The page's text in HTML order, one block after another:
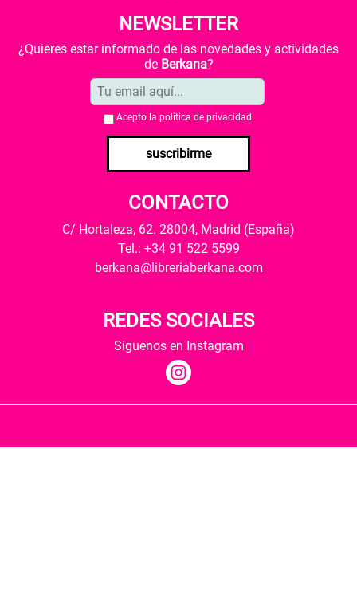
NEWSLETTER
¿Quieres estar informado de las novedades y actividades
de Berkana?
Acepto la política de privacidad .
suscribirme
CONTACTO
C/ Hortaleza, 62. 28004, Madrid (España)
Tel.: +34 91 522 5599
berkana@libreriaberkana.com
REDES SOCIALES
Síguenos en Instagram